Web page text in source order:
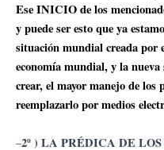
Ese INICIO de los
y puede ser esto que ya
situación mundial creada por
economía mundial, y la
crear, el mayor manejo de
reemplazarlo por medios
–2º ) LA PRÉDICA DE